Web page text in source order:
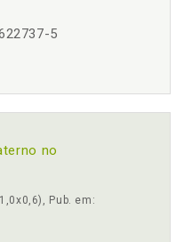
5
no
Pub. em: